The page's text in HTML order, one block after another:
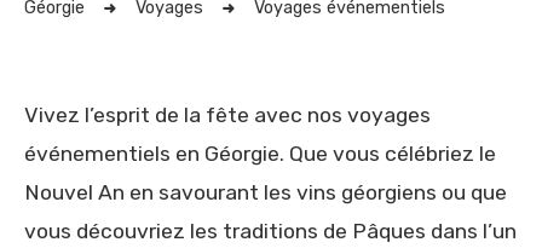
Géorgie Voyages Voyages événementiels
Vivez l’esprit de la fête avec nos voyages
événementiels en Géorgie. Que vous célébriez le
Nouvel An en savourant les vins géorgiens ou que
vous découvriez les traditions de Pâques dans l’un